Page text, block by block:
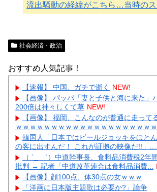
流出騒動の経緯がこちら…当時の
社会経済・政治
おすすめ人気記事！
【速報】 中国、ガチで逝く
NEW!
【画像】 パッパ「妻と子供と海に来た
200倍は神々しくて草 NEW!
【画像】 福岡、こんなのが普通に走って
ｗｗｗｗｗｗｗｗｗｗｗｗｗｗｗｗｗｗｗｗ
韓国人「日本ではビールジョッキをほと
の客に出すんだ！ これが証拠の映像だ!!」
（ ´_ゝ`）中道幹事長、食料品消費税2年
批判 → 記者「中道改革連合は食料品消費...
【画像】顔100点、体30点の女ｗｗｗ
「洋画に日本版主題歌は必要か?」論争